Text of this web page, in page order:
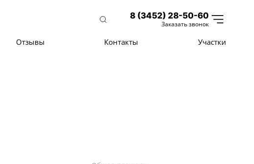
8 (3452) 28-50-60
Заказать звонок
Отзывы Контакты Участки